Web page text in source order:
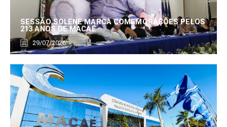
SESSÃO SOLENE MARCA COMEMORAÇÕES PELOS
213 ANOS DE MACAÉ
29/07/2026